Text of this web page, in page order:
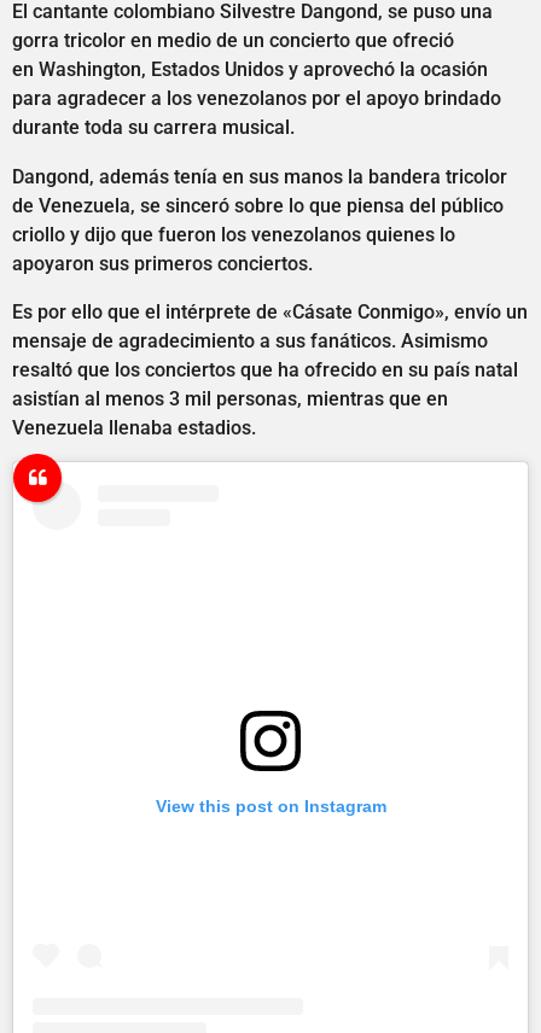
El cantante colombiano Silvestre Dangond, se puso una
gorra tricolor en medio de un concierto que ofreció
en Washington, Estados Unidos y aprovechó la ocasión
para agradecer a los venezolanos por el apoyo brindado
durante toda su carrera musical.
Dangond, además tenía en sus manos la bandera tricolor
de Venezuela, se sinceró sobre lo que piensa del público
criollo y dijo que fueron los venezolanos quienes lo
apoyaron sus primeros conciertos.
Es por ello que el intérprete de «Cásate Conmigo», envío un
mensaje de agradecimiento a sus fanáticos. Asimismo
resaltó que los conciertos que ha ofrecido en su país natal
asistían al menos 3 mil personas, mientras que en
Venezuela llenaba estadios.
View this post on Instagram